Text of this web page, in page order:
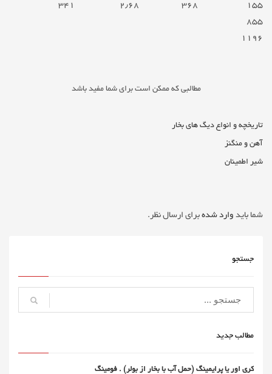
۱۵۵
۳۶۸ ۲٫۶۸
۳۴۱
۸۵۵
۱۱۹۶
مطالبی که ممکن است برای شما مفید باشد
تاریخچه و انواع دیگ های بخار
آهن و منگنز
شیر اطمینان
شما باید وارد شده برای ارسال نظر.
جستجو
مطالب جدید
کری اور یا پرایمینگ (حمل آب با بخار از بولر) . فومینگ